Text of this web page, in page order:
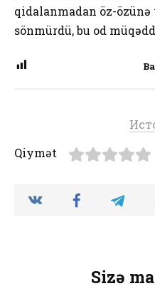
qidalanmadan öz-
sönmürdü, bu od
Qiymət
Sizə